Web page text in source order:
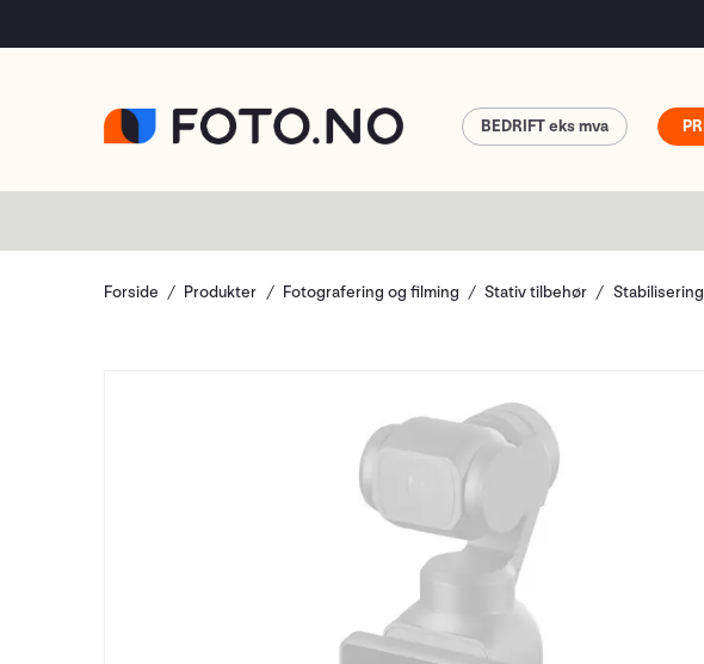
BEDRIFT
Forside Produkter Fotografering og filming Stativ tilbehør Stabilisering